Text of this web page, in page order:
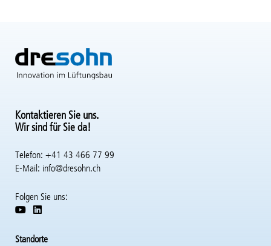
Kontaktieren Sie uns.
Wir sind für Sie da!
Telefon: +41 43 466 77 99
E-Mail: info@dresohn.ch
Folgen Sie uns:
Standorte